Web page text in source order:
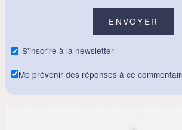
S'inscrire à la newsletter
Me prévenir des réponses à ce